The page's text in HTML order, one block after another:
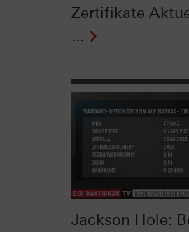
Zertifikate
...
Jackson Hole: